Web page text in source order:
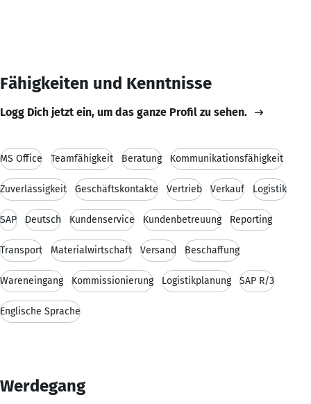
Fähigkeiten und Kenntnisse
Logg Dich jetzt ein, um das ganze Profil zu sehen.
MS Office Teamfähigkeit Beratung Kommunikationsfähigkeit
Zuverlässigkeit Geschäftskontakte Vertrieb Verkauf Logistik
SAP Deutsch Kundenservice Kundenbetreuung Reporting
Transport Materialwirtschaft Versand Beschaffung
Wareneingang Kommissionierung Logistikplanung SAP R/3
Englische Sprache
Werdegang